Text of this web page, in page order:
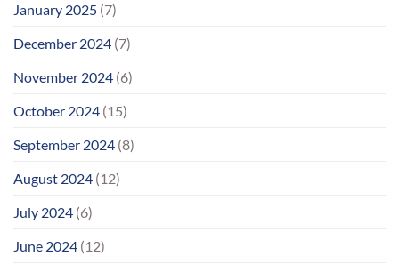
January 2025 (7)
December 2024 (7)
November 2024 (6)
October 2024 (15)
September 2024 (8)
August 2024 (12)
July 2024 (6)
June 2024 (12)